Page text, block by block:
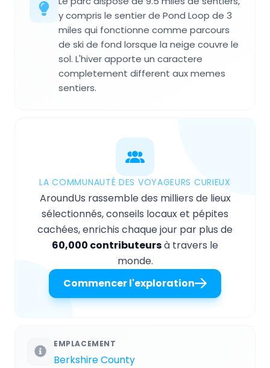
y compris le sentier de Pond Loop de 3
miles qui fonctionne comme parcours
de ski de fond lorsque la neige couvre le
sol. L'hiver apporte un caractere
completement different aux memes
sentiers.
LA COMMUNAUTÉ DES VOYAGEURS CURIEUX
AroundUs rassemble des milliers de lieux
sélectionnés, conseils locaux et pépites
cachées, enrichis chaque jour par plus de
60,000 contributeursà travers le
monde.
Commencer l'exploration
EMPLACEMENT
Berkshire County